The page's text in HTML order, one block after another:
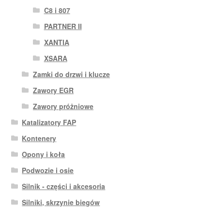
C8 i 807
PARTNER II
XANTIA
XSARA
Zamki do drzwi i klucze
Zawory EGR
Zawory próżniowe
Katalizatory FAP
Kontenery
Opony i koła
Podwozie i osie
Silnik - części i akcesoria
Silniki, skrzynie biegów